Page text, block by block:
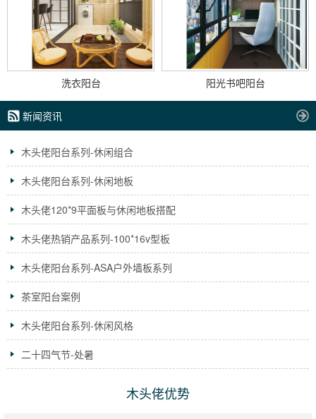
洗衣阳台 阳光书吧阳台
新闻资讯
木头佬阳台系列-休闲组合
木头佬阳台系列-休闲地板
木头佬120*9平面板与休闲地板搭配
木头佬热销产品系列-100*16v型板
木头佬阳台系列-ASA户外墙板系列
茶室阳台案例
木头佬阳台系列-休闲风格
二十四气节-处暑
木头佬优势